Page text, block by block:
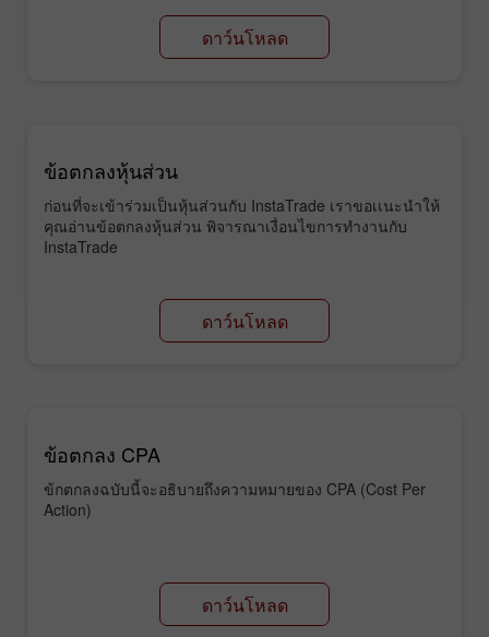
ดาว์นโหลด
ข้อตกลงหุ้นส่วน
ก่อนที่จะเข้าร่วมเป็นหุ้นส่วนกับ InstaTrade เราขอเเนะนำให้
คุณอ่านข้อตกลงหุ้นส่วน พิจารณาเงื่อนไขการทำงานกับ
InstaTrade
ดาว์นโหลด
ข้อตกลง CPA
ข้กตกลงฉบับนี้จะอธิบายถึงความหมายของ CPA (Cost Per
Action)
ดาว์นโหลด